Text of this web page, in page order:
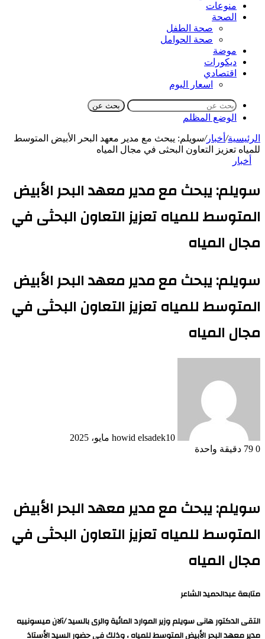
منوعات
الصحة
صحة الطفل
صحة الحوامل
موضة
ديكورات
اقتصادي
اسعار اليوم
بحث عن
الوضع المظلم
الرئيسية/ أخبار/سويلم: يبحث مع مدير معهد البحر الأبيض المتوسط
للمياه تعزيز التعاون البحثى في مجال المياه
أخبار
سويلم: يبحث مع مدير معهد البحر الأبيض
المتوسط للمياه تعزيز التعاون البحثى في
مجال المياه
سويلم: يبحث مع مدير معهد البحر الأبيض
المتوسط للمياه تعزيز التعاون البحثى في
مجال المياه
howid elsadek10 مايو، 2025
0
دقيقة واحدة
سويلم: يبحث مع مدير معهد البحر الأبيض
المتوسط للمياه تعزيز التعاون البحثى في
مجال المياه
متابعة عبدالحميد الشاعر
التقى الدكتور هانى سويلم وزير الموارد المائية والرى بالسيد /آلان ميسونييه
مدير معهد البحر الأبيض المتوسط للمياه ، وذلك فى حضور السيد الأستاذ